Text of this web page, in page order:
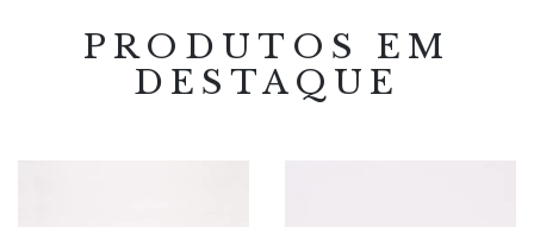
PRODUTOS EM
DESTAQUE